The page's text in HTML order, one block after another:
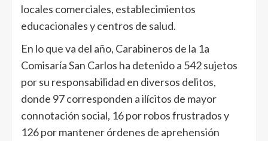
locales comerciales, establecimientos
educacionales y centros de salud.
En lo que va del año, Carabineros de la 1a
Comisaría San Carlos ha detenido a 542 sujetos
por su responsabilidad en diversos delitos,
donde 97 corresponden a ilícitos de mayor
connotación social, 16 por robos frustrados y
126 por mantener órdenes de aprehensión